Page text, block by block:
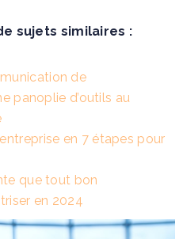
sujets similaires :
de
panoplie d’outils au
en 7 étapes pour
que tout bon
en 2024